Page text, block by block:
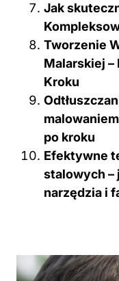
Jak
Tworzenie
Malarskiej –
Kroku
po kroku
Efektywne
stalowych –
narzędzia i